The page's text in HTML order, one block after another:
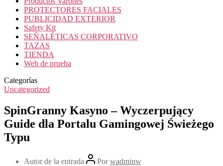
PROTECTORES FACIALES
PUBLICIDAD EXTERIOR
Safety Kit
SEÑALÉTICAS CORPORATIVO
TAZAS
TIENDA
Web de prueba
Categorías
Uncategorized
SpinGranny Kasyno – Wyczerpujący
Guide dla Portalu Gamingowej Świeżego
Typu
Autor de la entrada Porwadminw